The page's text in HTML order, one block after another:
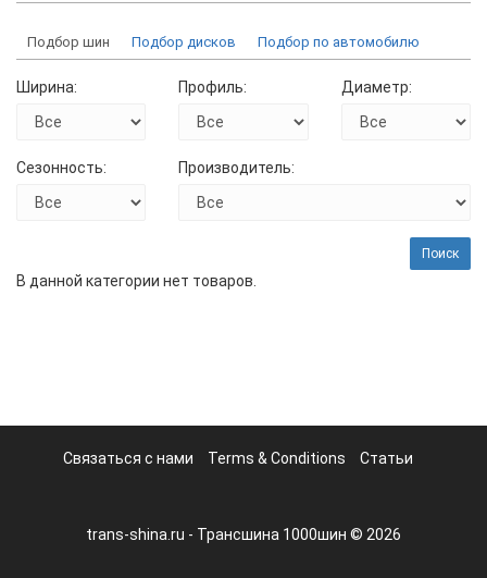
Подбор шин Подбор дисков Подбор по автомобилю
Ширина: Профиль: Диаметр:
Сезонность: Производитель:
Поиск
В данной категории нет товаров.
Связаться с нами Terms & Conditions Статьи
trans-shina.ru - Трансшина 1000шин © 2026